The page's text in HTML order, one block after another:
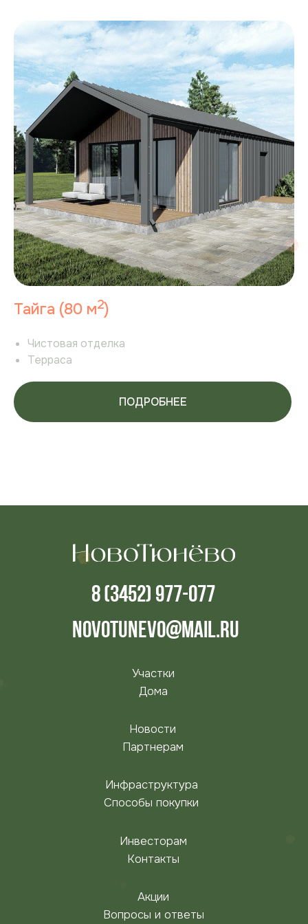
Тайга (80 м2)
Чистовая отделка
Терраса
ПОДРОБНЕЕ
Политика cookie
Согласие на обработку персональных данных
Согласие на рекламную рассылку
Пользовательское соглашение